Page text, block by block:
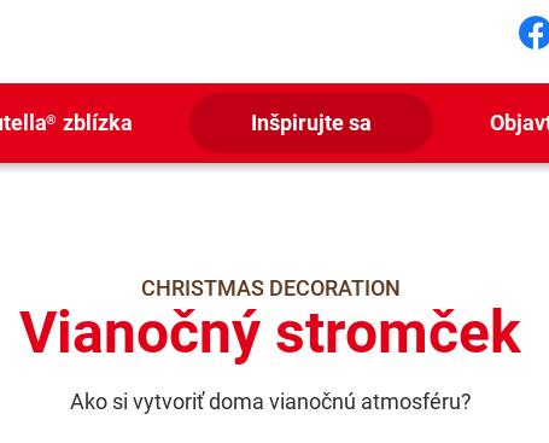
® zblízka Inšpirujte sa
CHRISTMAS DECORATION
Vianočný stromček
Ako si vytvoriť doma vianočnú atmosféru?